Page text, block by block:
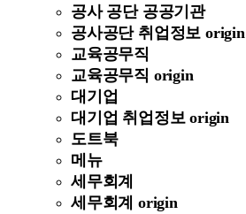
공사 공단 공공기관
공사공단 취업정보 origin
교육공무직
교육공무직 origin
대기업
대기업 취업정보 origin
도트북
메뉴
세무회계
세무회계 origin